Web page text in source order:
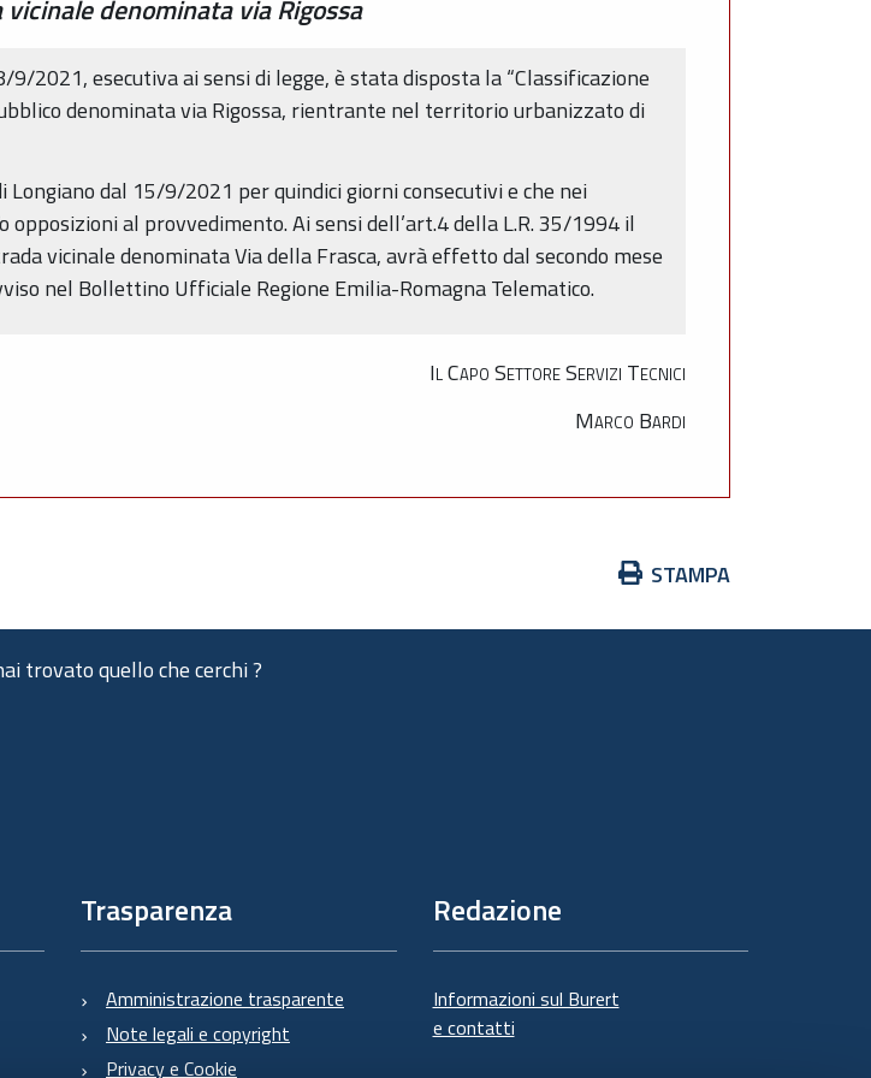
denominata via Rigossa
2021, esecutiva ai sensi di legge, è stata disposta la “Classificazione
denominata via Rigossa, rientrante nel territorio urbanizzato di
dal 15/9/2021 per quindici giorni consecutivi e che nei
al provvedimento. Ai sensi dell’art.4 della L.R. 35/1994 il
vicinale denominata Via della Frasca, avrà effetto dal secondo mese
nel Bollettino Ufficiale Regione Emilia-Romagna Telematico.
Il Capo Settore Servizi Tecnici
Marco Bardi
Azioni
documento
STAMPA
trovato quello che cerchi ?
Trasparenza
Amministrazione trasparente
Note legali e copyright
Privacy e Cookie
Redazione
Informazioni sul Burert
e contatti